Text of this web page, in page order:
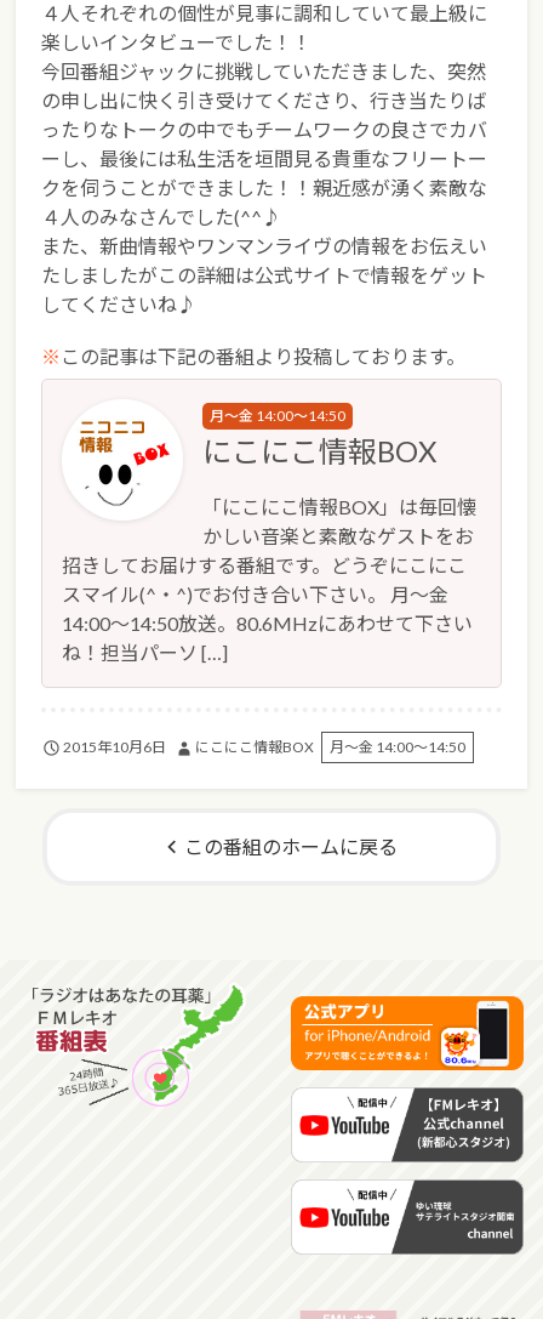
４人それぞれの個性が見事に調和していて最上級に
楽しいインタビューでした！！
今回番組ジャックに挑戦していただきました、突然
の申し出に快く引き受けてくださり、行き当たりば
ったりなトークの中でもチームワークの良さでカバ
ーし、最後には私生活を垣間見る貴重なフリートー
クを伺うことができました！！親近感が湧く素敵な
４人のみなさんでした(^^♪
また、新曲情報やワンマンライヴの情報をお伝えい
たしましたがこの詳細は公式サイトで情報をゲット
してくださいね♪
※ この記事は下記の番組より投稿しております。
月～金 14:00～14:50
にこにこ情報BOX
「にこにこ情報BOX」は毎回懐
かしい音楽と素敵なゲストをお
招きしてお届けする番組です。どうぞにこにこ
スマイル(^・^)でお付き合い下さい。 月～金
14:00～14:50放送。80.6MHzにあわせて下さい
ね！担当パーソ […]
2015年10月6日 にこにこ情報BOX 月～金 14:00～14:50
この番組のホームに戻る